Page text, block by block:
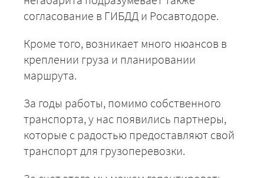
согласование в ГИБДД и Росавтодоре.
Кроме того, возникает много нюансов в
креплении груза и планировании
маршрута.
За годы работы, помимо собственного
транспорта, у нас появились партнеры,
которые с радостью предоставляют свой
транспорт для грузоперевозки.